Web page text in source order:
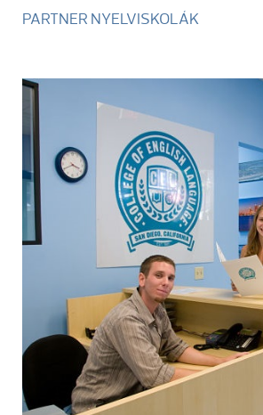
PARTNER NYELVISKOLÁK